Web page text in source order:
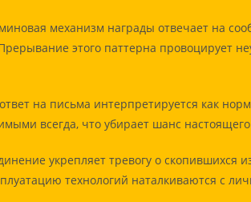
механизм награды отвечает на
этого паттерна провоцирует
на письма интерпретируется как
всегда, что убирает шанс
укрепляет тревогу о скопившихся
технологий наталкиваются с